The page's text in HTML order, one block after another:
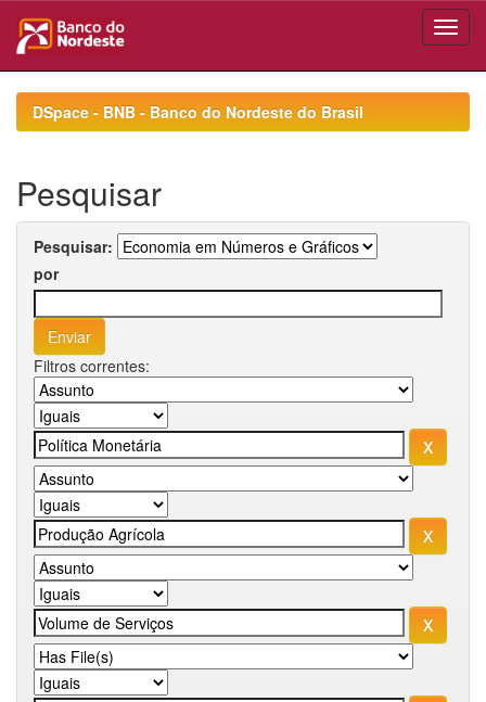
navigationDSpace - BNB - Banco do Nordeste do Brasil
Pesquisar
Pesquisar:
por
Filtros correntes: